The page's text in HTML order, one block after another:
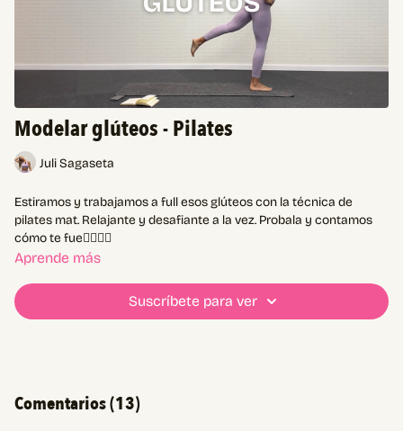
Modelar glúteos - Pilates
Juli Sagaseta
Estiramos y trabajamos a full esos glúteos con la técnica de
pilates mat. Relajante y desafiante a la vez. Probala y contamos
cómo te fue👇🏼👇🏼
Aprende más
Suscríbete para ver
Comentarios (13)